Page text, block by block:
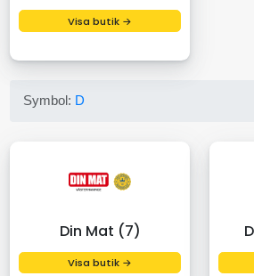
Visa butik →
Symbol: D
Din Mat (7)
Visa butik →